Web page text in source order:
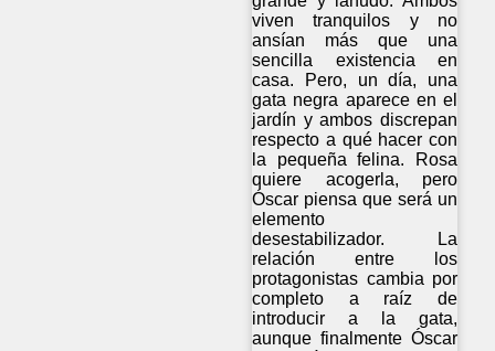
viven tranquilos y no
ansían más que una
sencilla existencia en
casa. Pero, un día, una
gata negra aparece en el
jardín y ambos discrepan
respecto a qué hacer con
la pequeña felina. Rosa
quiere acogerla, pero
Óscar piensa que será un
elemento
desestabilizador. La
relación entre los
protagonistas cambia por
completo a raíz de
introducir a la gata,
aunque finalmente Óscar